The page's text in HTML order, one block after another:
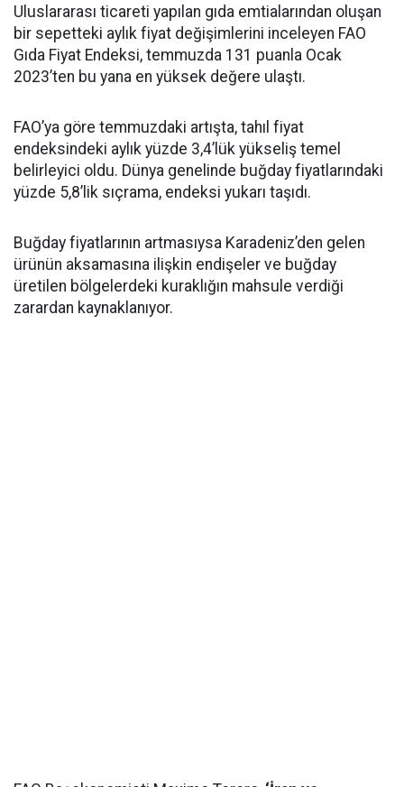
Uluslararası ticareti yapılan gıda emtialarından oluşan
bir sepetteki aylık fiyat değişimlerini inceleyen FAO
Gıda Fiyat Endeksi, temmuzda 131 puanla Ocak
2023’ten bu yana en yüksek değere ulaştı.
FAO’ya göre temmuzdaki artışta, tahıl fiyat
endeksindeki aylık yüzde 3,4’lük yükseliş temel
belirleyici oldu. Dünya genelinde buğday fiyatlarındaki
yüzde 5,8’lik sıçrama, endeksi yukarı taşıdı.
Buğday fiyatlarının artmasıysa Karadeniz’den gelen
ürünün aksamasına ilişkin endişeler ve buğday
üretilen bölgelerdeki kuraklığın mahsule verdiği
zarardan kaynaklanıyor.